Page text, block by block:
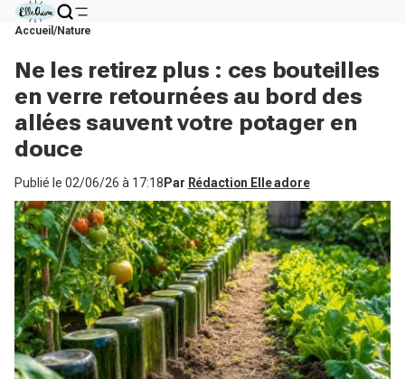
Accueil Nature
Ne les retirez plus : ces bouteilles
en verre retournées au bord des
allées sauvent votre potager en
douce
Publié le 02/06/26 à 17:18 Par Rédaction Elle adore